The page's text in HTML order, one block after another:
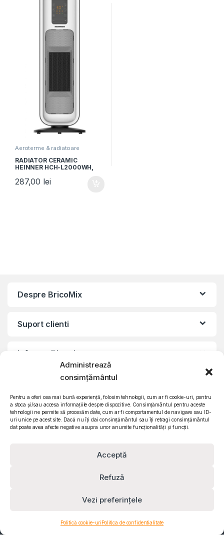
Administrează
consimțământul
Pentru a oferi cea mai bună experiență, folosim tehnologii, cum ar fi cookie-uri, pentru
a stoca și/sau accesa informațiile despre dispozitive. Consimțământul pentru aceste
tehnologii ne permite să procesăm date, cum ar fi comportamentul de navigare sau ID-
uri unice pe acest site. Dacă nu îți dai consimțământul sau îți retragi consimțământul
dat poate avea afecte negative asupra unor anumite funcționalități și funcții.
Acceptă
Refuză
Vezi preferințele
Politică cookie-uriPolitica de confidentialitate
Aeroterme & radiatoare
RADIATOR CERAMIC
HEINNER HCH-L2000WH,
touch, Telecomanda,
Functie Anti-Inghet, Functie
287,00 lei
Despre BricoMix
Suport clienti
Informatii legale
©2010 – 2024 Quattro SRL
Contact
0732 610 473